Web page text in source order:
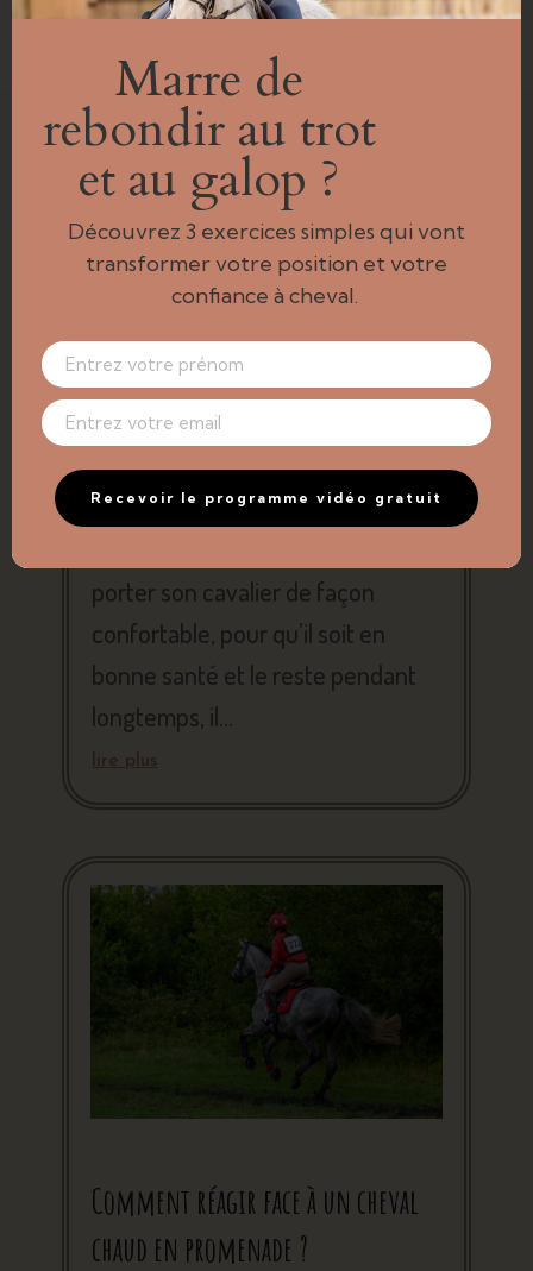
7 idées d’exercices pour MUSCLER
son cheval facilement
Equitation
porter son cavalier de façon
confortable, pour qu’il soit en
bonne santé et le reste pendant
longtemps, il...
lire plus
Comment réagir face à un cheval
chaud en promenade ?
Marre de
rebondir au trot
et au galop ?
Découvrez 3 exercices simples qui vont
transformer votre position et votre
confiance à cheval.
Recevoir le programme vidéo gratuit